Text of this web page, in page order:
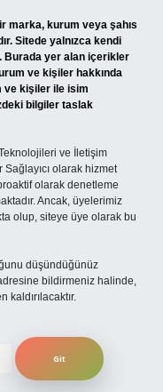
marka, kurum veya şahıs
Sitede yalnızca kendi
Burada yer alan içerikler
ve kişiler hakkında
ve kişiler ile isim
bilgiler taslak
ve İletişim
Sağlayıcı olarak hizmet
olarak denetleme
Ancak, üyelerimiz
olup, siteye üye olarak bu
düşündüğünüz
bildirmeniz halinde,